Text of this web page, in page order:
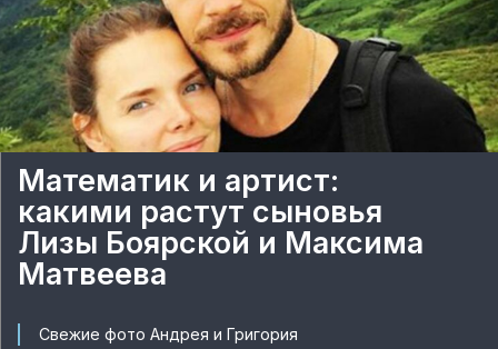
Математик и артист:
какими растут сыновья
Лизы Боярской и Максима
Матвеева
Свежие фото Андрея и Григория